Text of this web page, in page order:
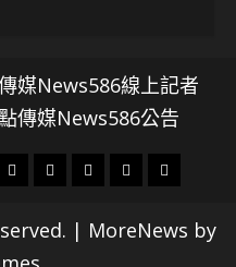
媒News586線上記者
點傳媒News586公告
娛
影
劇
政
國
運
生
| MoreNews by